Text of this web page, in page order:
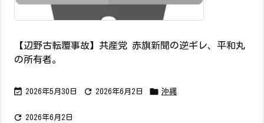
【辺野古転覆事故】共産党 赤旗新聞の逆ギレ、平和丸
の所有者。
 2026年5月30日  2026年6月2日  沖縄
 2026年6月2日